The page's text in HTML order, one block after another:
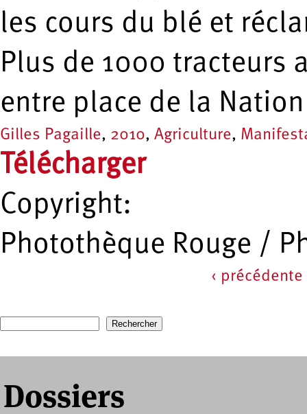
les cours du blé et
Plus de 1000 tracteurs
entre place de la
Gilles Pagaille, 2010, Agriculture,
Télécharger
Copyright:
Photothèque Rouge /
‹ précédente
Formulaire de recherche
Dossiers